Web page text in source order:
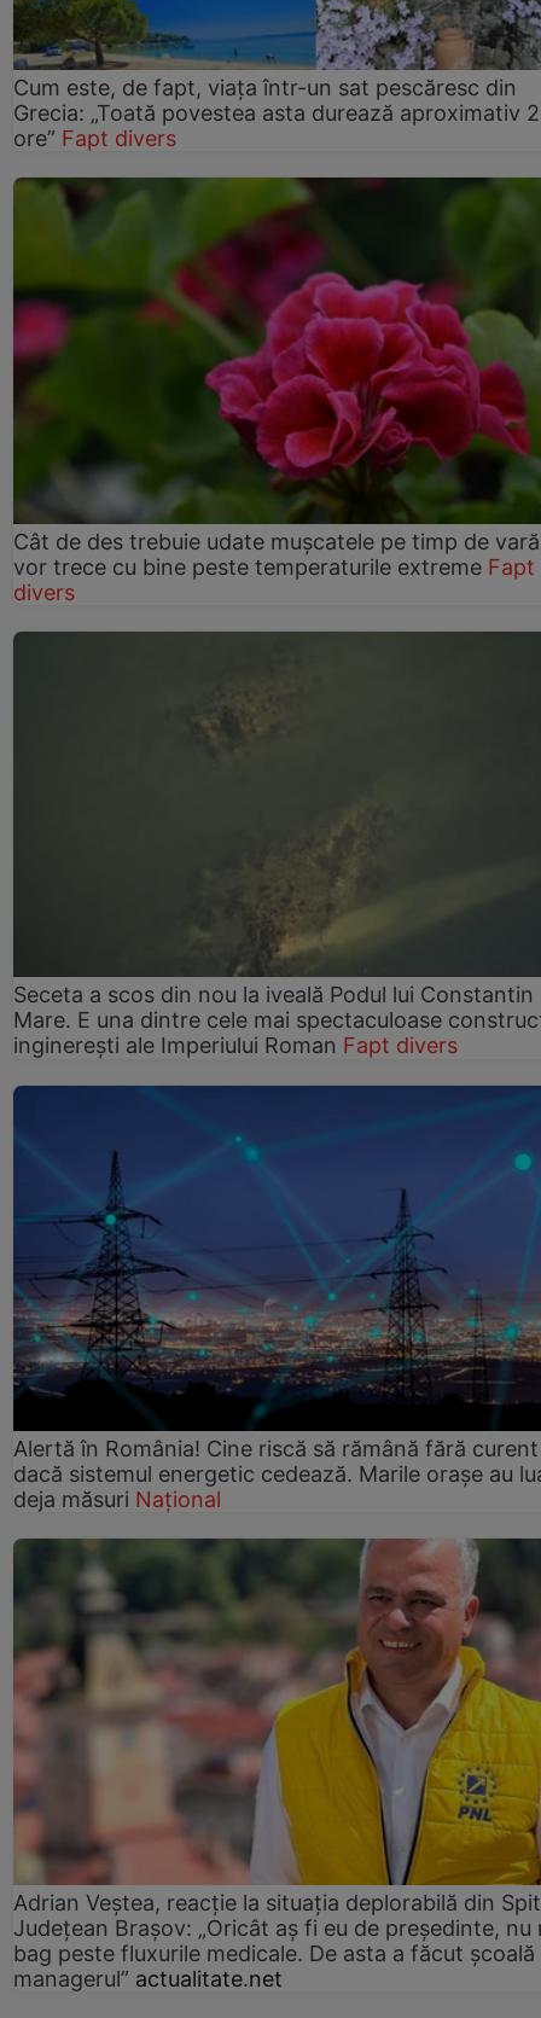
Cum este, de fapt, viața într-un sat pescăresc din
Grecia: „Toată povestea asta durează aproximativ
ore” Fapt divers
Cât de des trebuie udate mușcatele pe timp de
vor trece cu bine peste temperaturile extreme Fapt
divers
Seceta a scos din nou la iveală Podul lui Constantin
Mare. E una dintre cele mai spectaculoase
inginerești ale Imperiului Roman Fapt divers
Alertă în România! Cine riscă să rămână fără curent
dacă sistemul energetic cedează. Marile orașe au
deja măsuri Național
Adrian Veștea, reacție la situația deplorabilă din
Județean Brașov: „Oricât aș fi eu de președinte, nu
bag peste fluxurile medicale. De asta a făcut școală
managerul” actualitate.net